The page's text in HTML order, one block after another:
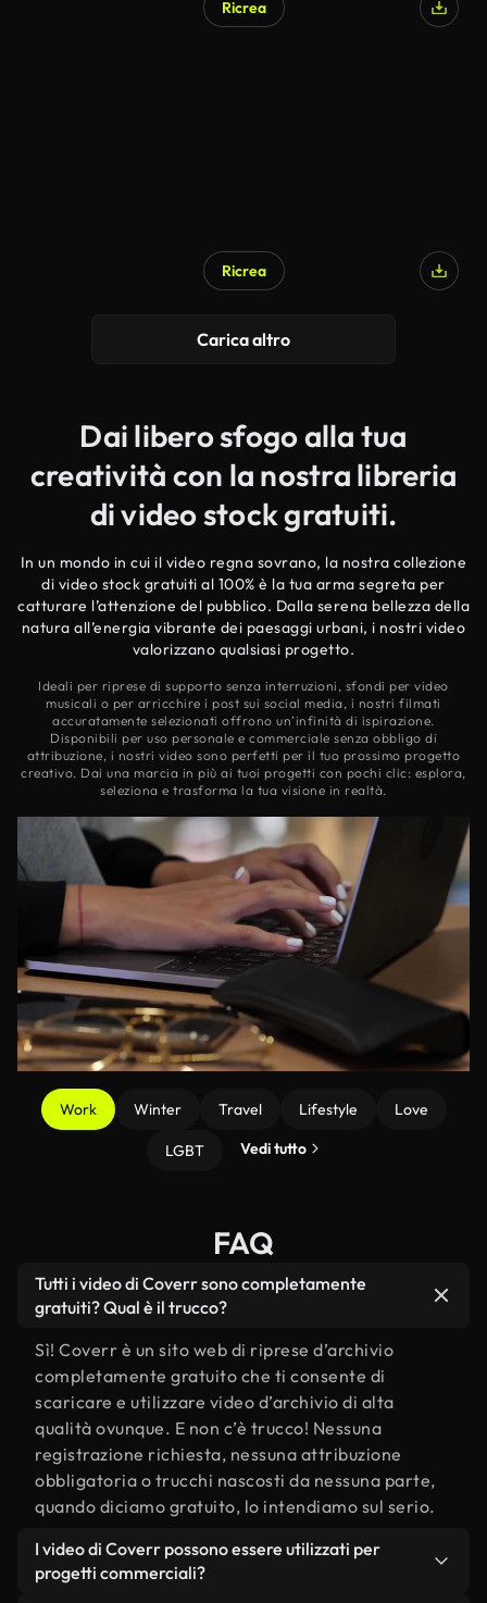
Ricrea
Ricrea
Carica altro
Dai libero sfogo alla tua
creatività con la nostra libreria
di video stock gratuiti.
In un mondo in cui il video regna sovrano, la nostra collezione
di video stock gratuiti al 100% è la tua arma segreta per
catturare l’attenzione del pubblico. Dalla serena bellezza della
natura all’energia vibrante dei paesaggi urbani, i nostri video
valorizzano qualsiasi progetto.
Ideali per riprese di supporto senza interruzioni, sfondi per video
musicali o per arricchire i post sui social media, i nostri filmati
accuratamente selezionati offrono un’infinità di ispirazione.
Disponibili per uso personale e commerciale senza obbligo di
attribuzione, i nostri video sono perfetti per il tuo prossimo progetto
creativo. Dai una marcia in più ai tuoi progetti con pochi clic: esplora,
seleziona e trasforma la tua visione in realtà.
Work Winter Travel Lifestyle Love
LGBT Vedi tutto
FAQ
Tutti i video di Coverr sono completamente
gratuiti? Qual è il trucco?
Sì! Coverr è un sito web di riprese d’archivio
completamente gratuito che ti consente di
scaricare e utilizzare video d’archivio di alta
qualità ovunque. E non c’è trucco! Nessuna
registrazione richiesta, nessuna attribuzione
obbligatoria o trucchi nascosti da nessuna parte,
quando diciamo gratuito, lo intendiamo sul serio.
I video di Coverr possono essere utilizzati per
progetti commerciali?